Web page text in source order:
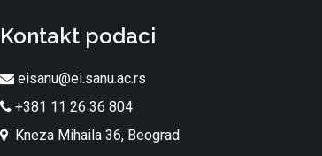
Kontakt podaci
eisanu@ei.sanu.ac.rs
+381 11 26 36 804
Kneza Mihaila 36, Beograd